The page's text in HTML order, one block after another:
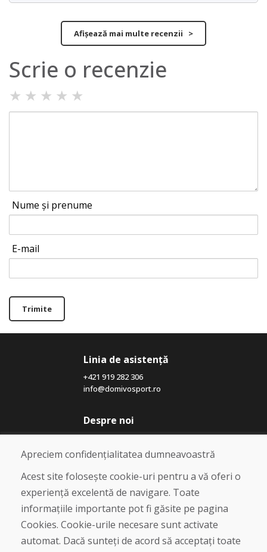
Afișează mai multe recenzii >
Scrie o recenzie
★ ★ ★ ★ ★
Nume și prenume
E-mail
Trimite
Linia de asistență
+421 919 282 306
info@domivosport.ro
Despre noi
Blog
Despre noi
Magazin
Contact
Cumpărare
Magazin online
Livrare și plată
Apreciem confidențialitatea dumneavoastră
Acest site folosește cookie-uri pentru a vă oferi o
experiență excelentă de navigare. Toate
informațiile importante pot fi găsite pe pagina
Cookies. Cookie-urile necesare sunt activate
automat. Dacă sunteți de acord să acceptați toate